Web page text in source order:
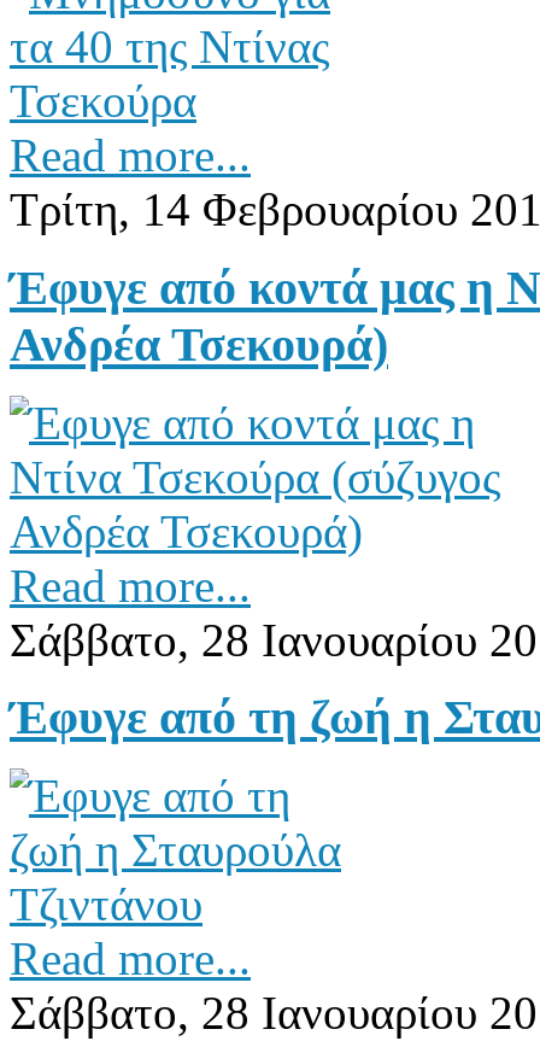
Read more...
Τρίτη, 14 Φεβρουαρίου
Έφυγε από κοντά μας η
Ανδρέα Τσεκουρά)
Read more...
Σάββατο, 28 Ιανουαρίου
Έφυγε από τη ζωή η
Read more...
Σάββατο, 28 Ιανουαρίου